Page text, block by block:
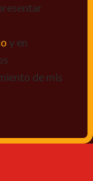
y en
de mis